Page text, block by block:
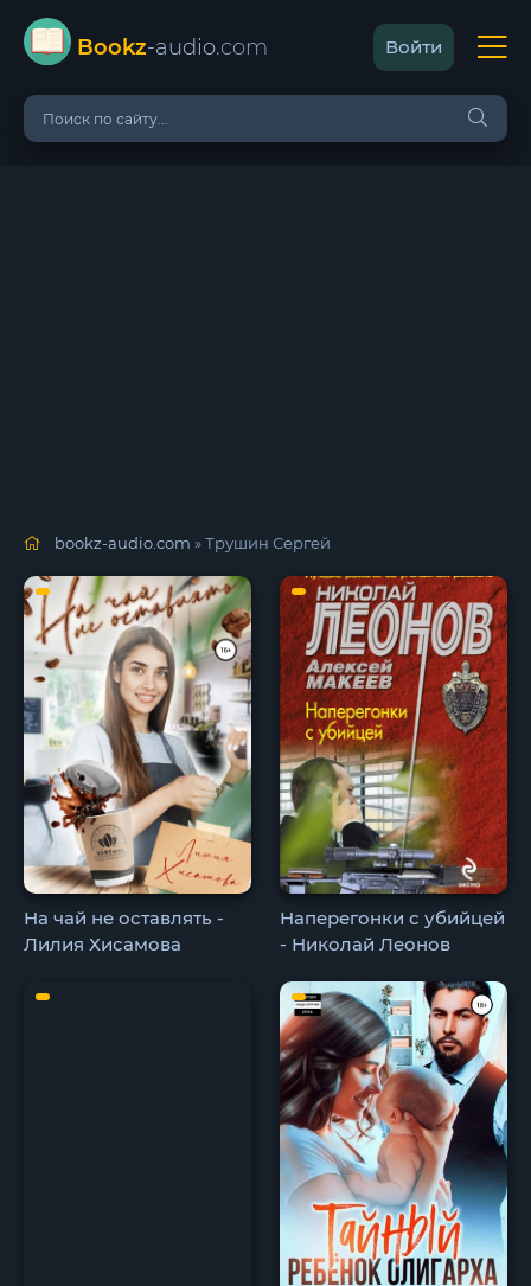
Bookz-audio.com Войти
bookz-audio.com » Трушин Сергей
На чай не оставлять -
Лилия Хисамова
Наперегонки с убийцей
- Николай Леонов